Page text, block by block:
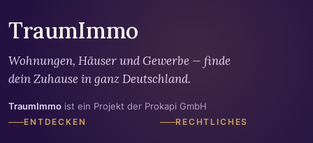
TraumImmo
Wohnungen, Häuser und Gewerbe — finde
dein Zuhause in ganz Deutschland.
TraumImmo ist ein Projekt der Prokapi GmbH
ENTDECKEN RECHTLICHES